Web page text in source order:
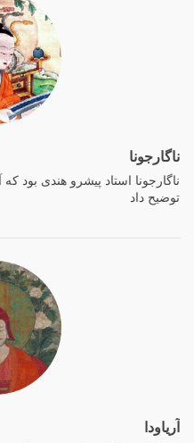
ناگارجونا
ناگارجونا استاد پیشرو هندی بود
توضیح داد
آریاودا